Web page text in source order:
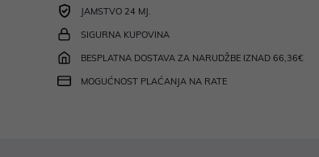
JAMSTVO 24 MJ.
SIGURNA KUPOVINA
BESPLATNA DOSTAVA ZA NARUDŽBE IZNAD 66,36€
MOGUĆNOST PLAĆANJA NA RATE